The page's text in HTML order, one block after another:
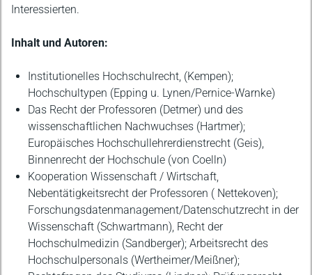
Interessierten.
Inhalt und Autoren:
Institutionelles Hochschulrecht, (Kempen);
Hochschultypen (Epping u. Lynen/Pernice-Warnke)
Das Recht der Professoren (Detmer) und des
wissenschaftlichen Nachwuchses (Hartmer);
Europäisches Hochschullehrerdienstrecht (Geis),
Binnenrecht der Hochschule (von Coelln)
Kooperation Wissenschaft / Wirtschaft,
Nebentätigkeitsrecht der Professoren ( Nettekoven);
Forschungsdatenmanagement/Datenschutzrecht in der
Wissenschaft (Schwartmann), Recht der
Hochschulmedizin (Sandberger); Arbeitsrecht des
Hochschulpersonals (Wertheimer/Meißner);